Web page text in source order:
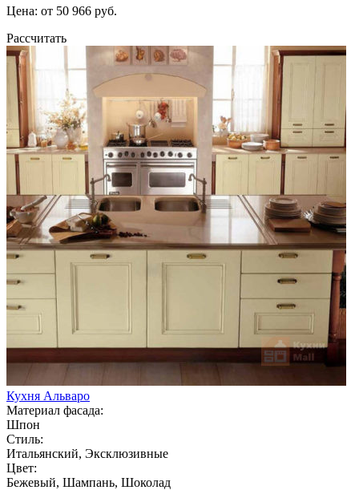
Цена: от 50 966 руб.
Рассчитать
Кухня Альваро
Материал фасада:
Шпон
Стиль:
Итальянский, Эксклюзивные
Цвет:
Бежевый, Шампань, Шоколад